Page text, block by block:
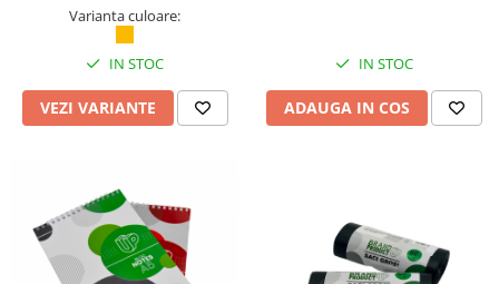
Varianta culoare:
IN STOC
VEZI VARIANTE
IN STOC
ADAUGA IN COS